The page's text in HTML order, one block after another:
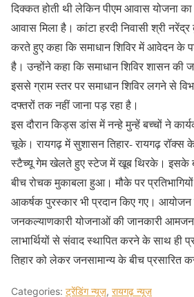
दिक्कत होती थी लेकिन पीएम आवास योजना
आवास मिला है। कांटा हरदी निवासी श्री
करते हुए कहा कि समाधान शिविर में आवेदन के
है। उन्होंने कहा कि समाधान शिविर शासन की
इससे ग्राम स्तर पर समाधान शिविर लगने से
दफ्तरों तक नहीं जाना पड़ रहा है।
इस दौरान किड्स डांस में नन्हे मुन्हें बच्चों ने
चूके। रायगढ़ में सुशासन तिहार- रायगढ़ रॉक्स
स्टैच्यू गेम खेलते हुए स्टेज में खूब थिरके। इसके
बीच रोचक मुकाबला हुआ। मौके पर
आकर्षक पुरस्कार भी प्रदान किए गए। आयोजन
जनकल्याणकारी योजनाओं की जानकारी
लाभार्थियों से संवाद स्थापित करने के साथ
तिहार को लेकर जनसामान्य के बीच प्रसारित
Categories: ट्रेंडिंग न्यूज़, रायगढ़ न्यूज़